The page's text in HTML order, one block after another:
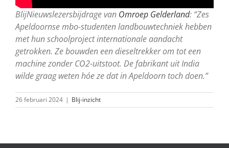
BlijNieuwslezersbijdrage van Omroep Gelderland: “Zes
Apeldoornse mbo-studenten landbouwtechniek hebben
met hun schoolproject internationale aandacht
getrokken. Ze bouwden een dieseltrekker om tot een
machine zonder CO2-uitstoot. De fabrikant uit India
wilde graag weten hóe ze dat in Apeldoorn toch doen.”
26 februari 2024 | Blij-inzicht